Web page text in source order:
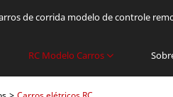
de corrida modelo de controle
RC Modelo Carros